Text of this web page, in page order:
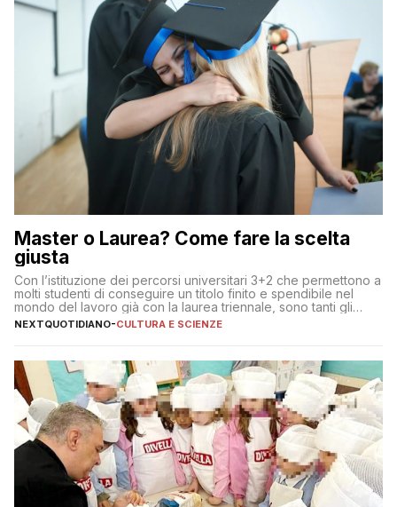
Master o Laurea? Come fare la scelta
giusta
Con l’istituzione dei percorsi universitari 3+2 che permettono a
molti studenti di conseguire un titolo finito e spendibile nel
mondo del lavoro già con la laurea triennale, sono tanti gli
interrogativi che si pongono gli studenti una volta raggiunto
l’obiettivo di primo livello
NEXTQUOTIDIANO-CULTURA E SCIENZE